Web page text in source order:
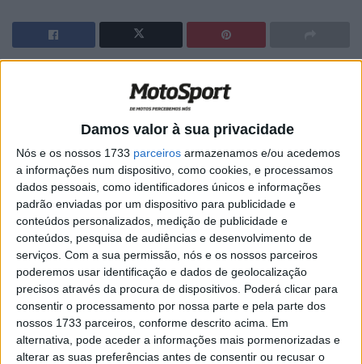
Damos valor à sua privacidade
Nós e os nossos 1733 parceiros armazenamos e/ou acedemos
a informações num dispositivo, como cookies, e processamos
dados pessoais, como identificadores únicos e informações
padrão enviadas por um dispositivo para publicidade e
conteúdos personalizados, medição de publicidade e
conteúdos, pesquisa de audiências e desenvolvimento de
serviços. Com a sua permissão, nós e os nossos parceiros
poderemos usar identificação e dados de geolocalização
precisos através da procura de dispositivos. Poderá clicar para
consentir o processamento por nossa parte e pela parte dos
nossos 1733 parceiros, conforme descrito acima. Em
alternativa, pode aceder a informações mais pormenorizadas e
alterar as suas preferências antes de consentir ou recusar o
🔊 Ouvir artigo
Johann Zarco foi multado por violar as regras de
arranque de treino do MotoGP após a sessão de treinos
em Le Mans.
O vencedor da corrida caseira no ano passado, pela LCR
Honda, terminou a sessão em quarto lugar, conseguindo
a sua melhor volta com pneus usados, antes de o seu
arranque de treino ser considerado “inseguro e
potencialmente perigoso”.
A nota de penalização dos Comissários da FIM MotoGP
destaca que os pilotos não podem “parar, avançar e
voltar a parar durante os practice starts”.